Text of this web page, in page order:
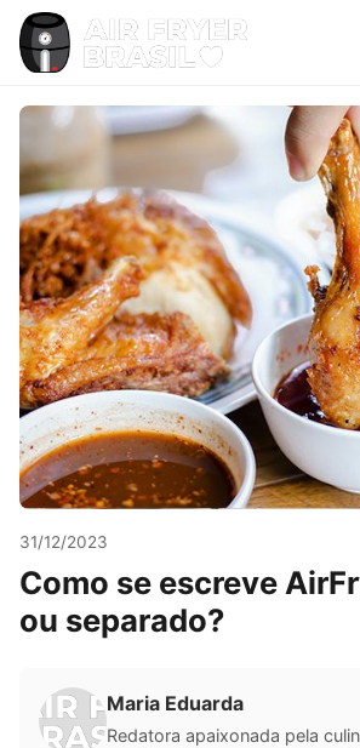
31/12/2023
Como se escreve
ou separado?
Maria Eduarda
Redatora apaixonada pela